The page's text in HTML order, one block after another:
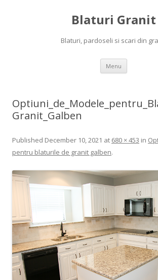
Blaturi Granit
Blaturi, pardoseli si scari din
Menu Skip to
Granit_Galben
Published December 10, 2021 at 680 × 453 in
pentru blaturile de granit galben.